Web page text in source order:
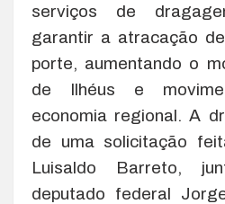
serviços de
garantir a atracação
porte, aumentando o
de Ilhéus e
economia regional. A
de uma solicitação
Luisaldo Barreto,
deputado federal